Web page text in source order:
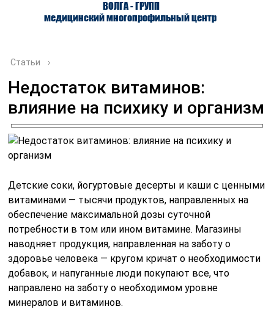
ВОЛГА - ГРУПП
медицинский многопрофильный центр
О ЦЕНТРЕ ВРАЧИ УСЛУГИ
Статьи ›
Недостаток витаминов:
влияние на психику и организм
Детские соки, йогуртовые десерты и каши с ценными
витаминами — тысячи продуктов, направленных на
обеспечение максимальной дозы суточной
потребности в том или ином витамине. Магазины
наводняет продукция, направленная на заботу о
здоровье человека — кругом кричат о необходимости
добавок, и напуганные люди покупают все, что
направлено на заботу о необходимом уровне
минералов и витаминов.